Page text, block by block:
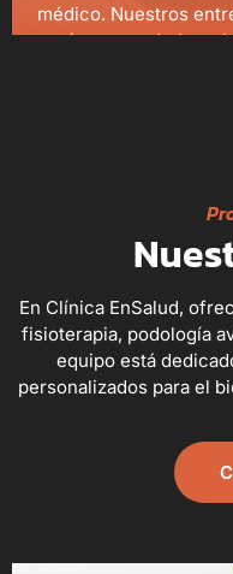
médico. Nuestros
aquí para ayudarle a
En Clínica EnSalud,
fisioterapia, podología
equipo está
personalizados para el